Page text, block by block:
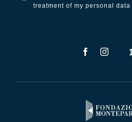
treatment of my personal data